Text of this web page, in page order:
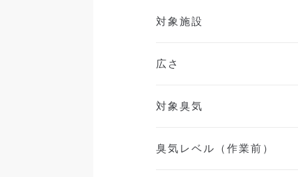
対象施設
広さ
対象臭気
臭気レベル（作業前）